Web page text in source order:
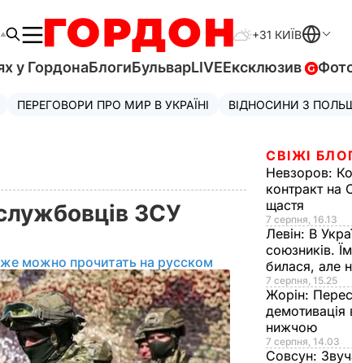
+31 КИЇВ
у ГордонаБлогиБульварLIVEЕксклюзив
ПЕРЕГОВОРИ ПРО МИР В УКРАЇНІ ВІДНОСИНИ З
ЗСУ
можно прочитать на русском
СВІЖІ
Невзоров:
контракт на
щастя
7 серпня, 16.13
Левін: В
союзників.
билася, але
7 серпня, 15.25
Жорін:
демотивація
нижчою
7 серпня, 14.03
Совсун: